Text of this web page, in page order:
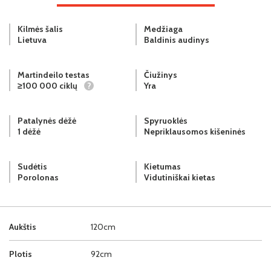
Aukštis 120cm
Plotis 92cm
Kilmės šalis
Lietuva
Medžiaga
Baldinis audinys
Martindeilo testas
≥100 000 ciklų
?
Čiužinys
Yra
Patalynės dėžė
1 dėžė
Spyruoklės
Nepriklausomos kišeninės
Sudėtis
Porolonas
Kietumas
Vidutiniškai kietas